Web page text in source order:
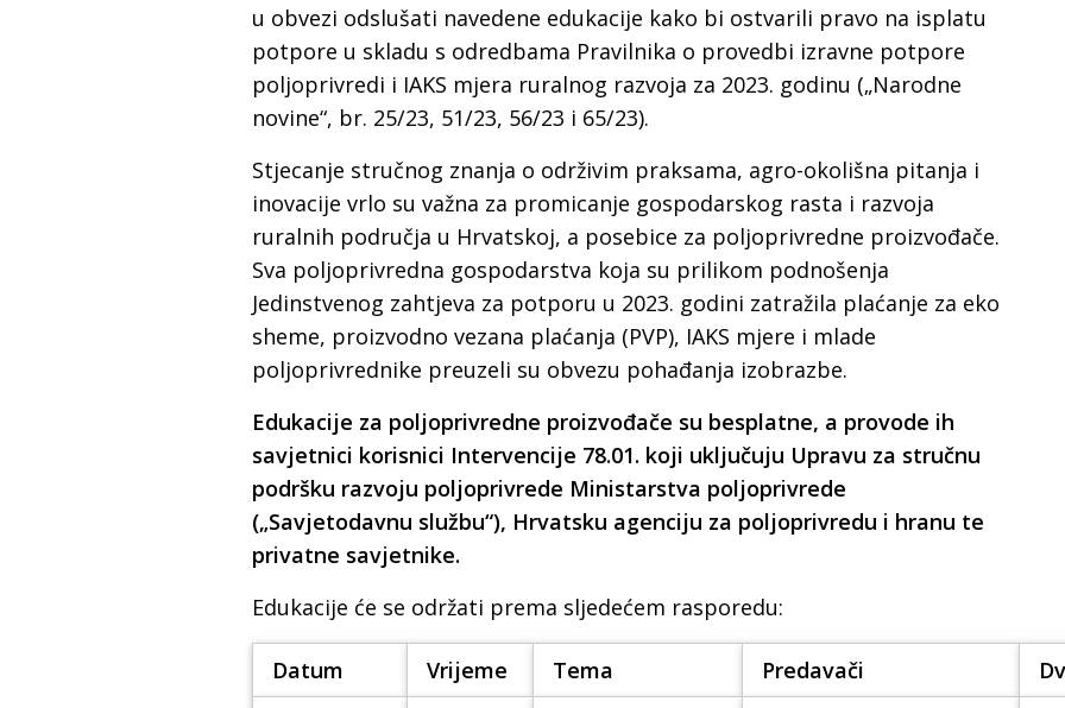
u obvezi odslušati navedene edukacije kako bi ostvarili pravo na isplatu
potpore u skladu s odredbama Pravilnika o provedbi izravne potpore
poljoprivredi i IAKS mjera ruralnog razvoja za 2023. godinu („Narodne
novine“, br. 25/23, 51/23, 56/23 i 65/23).
Stjecanje stručnog znanja o održivim praksama, agro-okolišna pitanja i
inovacije vrlo su važna za promicanje gospodarskog rasta i razvoja
ruralnih područja u Hrvatskoj, a posebice za poljoprivredne proizvođače.
Sva poljoprivredna gospodarstva koja su prilikom podnošenja
Jedinstvenog zahtjeva za potporu u 2023. godini zatražila plaćanje za eko
sheme, proizvodno vezana plaćanja (PVP), IAKS mjere i mlade
poljoprivrednike preuzeli su obvezu pohađanja izobrazbe.
Edukacije za poljoprivredne proizvođače su besplatne, a provode ih
savjetnici korisnici Intervencije 78.01. koji uključuju Upravu za stručnu
podršku razvoju poljoprivrede Ministarstva poljoprivrede
(„Savjetodavnu službu“), Hrvatsku agenciju za poljoprivredu i hranu te
privatne savjetnike.
Edukacije će se održati prema sljedećem rasporedu:
Datum Vrijeme Tema Predavači